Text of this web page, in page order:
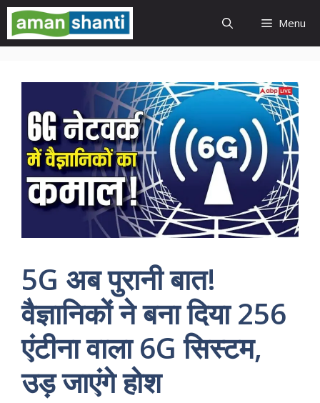
Skip
content
Menu
5G अब पुरानी बात!
वैज्ञानिकों ने बना दिया 256
एंटीना वाला 6G सिस्टम,
उड़ जाएंगे होश